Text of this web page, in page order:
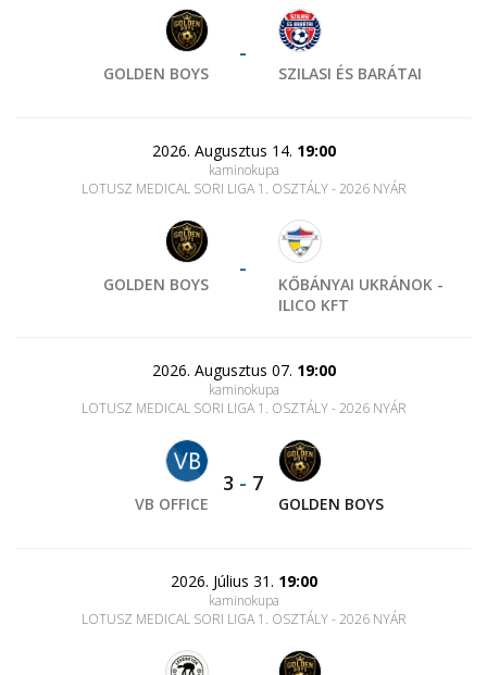
GOLDEN BOYS
-
SZILASI ÉS BARÁTAI
2026. Augusztus 14. 19:00
kaminokupa
LOTUSZ MEDICAL SORI LIGA 1. OSZTÁLY - 2026 NYÁR
GOLDEN BOYS
-
KŐBÁNYAI UKRÁNOK -
ILICO KFT
2026. Augusztus 07. 19:00
kaminokupa
LOTUSZ MEDICAL SORI LIGA 1. OSZTÁLY - 2026 NYÁR
VB OFFICE
3 - 7
GOLDEN BOYS
2026. Július 31. 19:00
kaminokupa
LOTUSZ MEDICAL SORI LIGA 1. OSZTÁLY - 2026 NYÁR